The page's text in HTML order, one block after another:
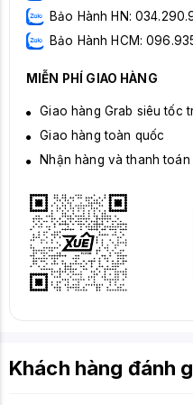
Bảo Hành HN:
Bảo Hành HCM:
MIỄN PHÍ GIAO HÀNG
Giao hàng Grab siêu tốc
Giao hàng toàn quốc
Nhận hàng và thanh toán
Khách hàng đánh